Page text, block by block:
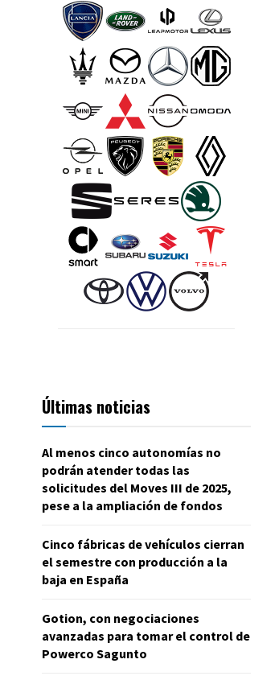
Últimas noticias
Al menos cinco autonomías no
podrán atender todas las
solicitudes del Moves III de 2025,
pese a la ampliación de fondos
Cinco fábricas de vehículos cierran
el semestre con producción a la
baja en España
Gotion, con negociaciones
avanzadas para tomar el control de
Powerco Sagunto